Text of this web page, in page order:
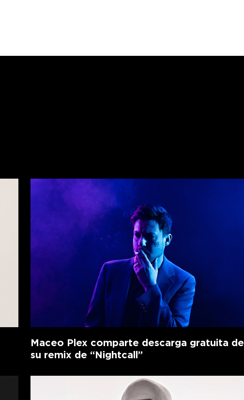
Maceo Plex comparte descarga gratuita de
su remix de “Nightcall”